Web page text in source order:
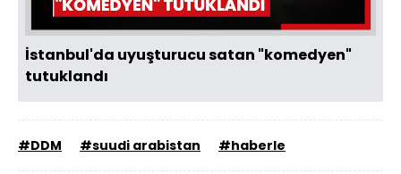
İstanbul'da uyuşturucu satan "komedyen"
tutuklandı
#DDM #suudi arabistan #haberle